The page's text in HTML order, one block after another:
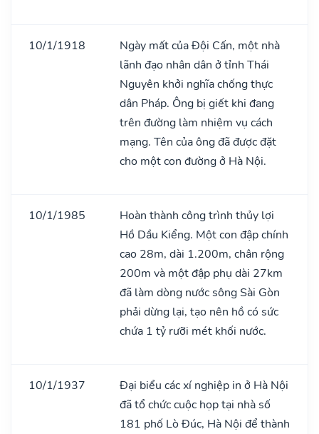
10/1/1918
Ngày mất của Đội Cấn, một nhà
lãnh đạo nhân dân ở tỉnh Thái
Nguyên khởi nghĩa chống thực
dân Pháp. Ông bị giết khi đang
trên đường làm nhiệm vụ cách
mạng. Tên của ông đã được đặt
cho một con đường ở Hà Nội.
10/1/1985
Hoàn thành công trình thủy lợi
Hồ Dầu Kiểng. Một con đập chính
cao 28m, dài 1.200m, chân rộng
200m và một đập phụ dài 27km
đã làm dòng nước sông Sài Gòn
phải dừng lại, tạo nên hồ có sức
chứa 1 tỷ rưỡi mét khối nước.
10/1/1937
Đại biểu các xí nghiệp in ở Hà Nội
đã tổ chức cuộc họp tại nhà số
181 phố Lò Đúc, Hà Nội để thành